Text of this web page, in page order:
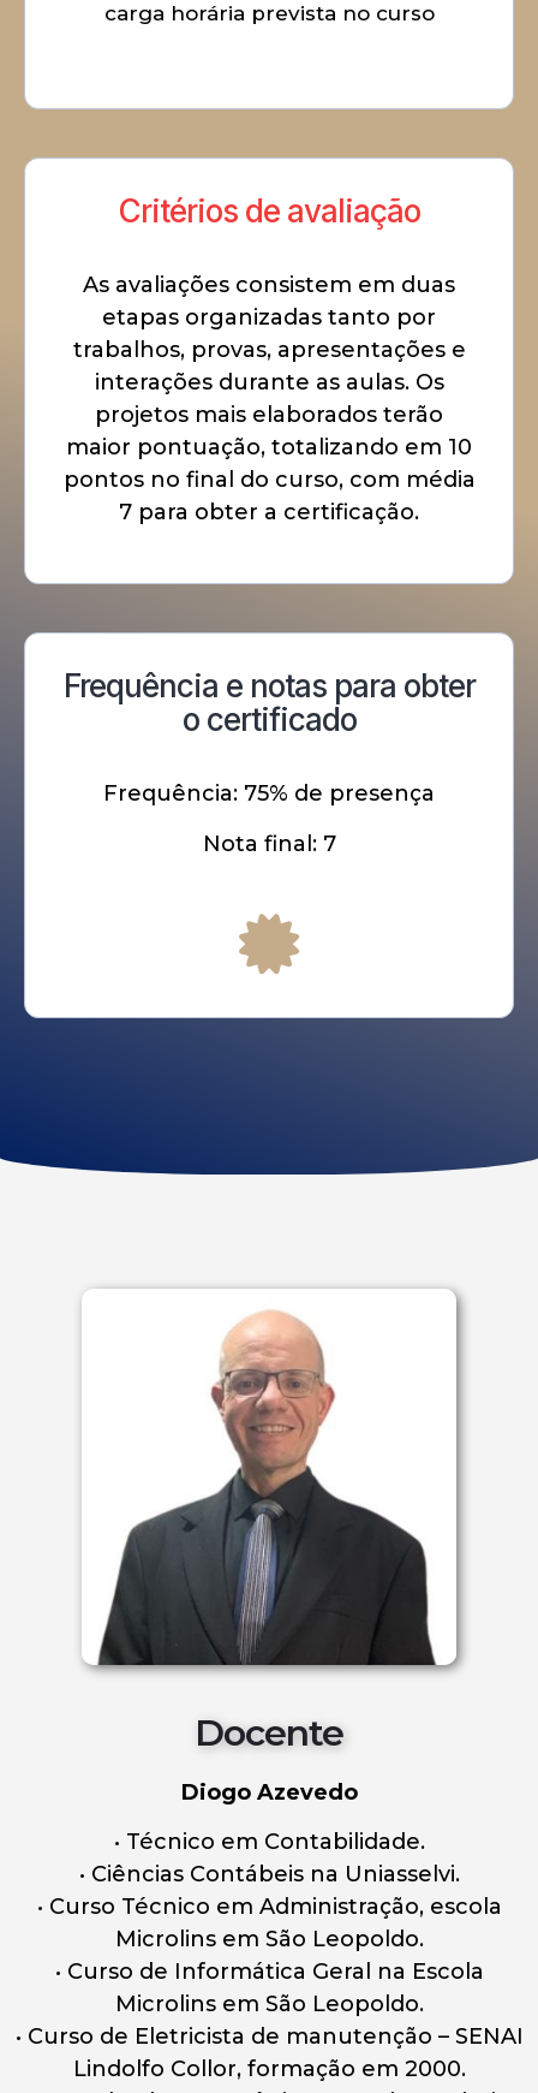
carga horária prevista no curso
Critérios de avaliação
As avaliações consistem em duas
etapas organizadas tanto por
trabalhos, provas, apresentações e
interações durante as aulas. Os
projetos mais elaborados terão
maior pontuação, totalizando em 10
pontos no final do curso, com média
7 para obter a certificação.
Frequência e notas para obter
o certificado
Frequência: 75% de presença
Nota final: 7
Docente
Diogo Azevedo
• Técnico em Contabilidade.
• Ciências Contábeis na Uniasselvi.
• Curso Técnico em Administração, escola
Microlins em São Leopoldo.
• Curso de Informática Geral na Escola
Microlins em São Leopoldo.
• Curso de Eletricista de manutenção – SENAI
Lindolfo Collor, formação em 2000.